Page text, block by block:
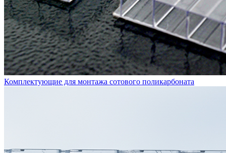
Комплектующие для монтажа сотового поликарбоната